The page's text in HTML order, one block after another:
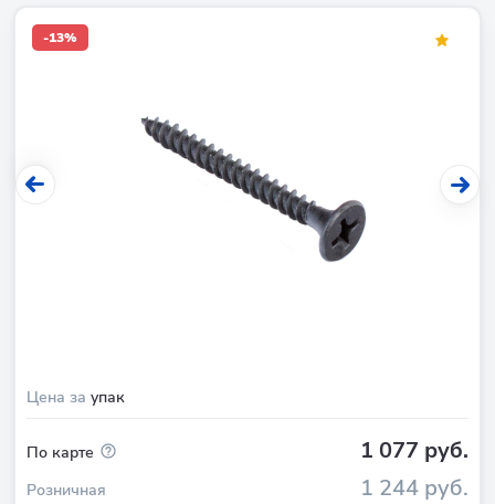
Цена за упак
-13%
По карте 1 077 руб.
Розничная 1 244 руб.